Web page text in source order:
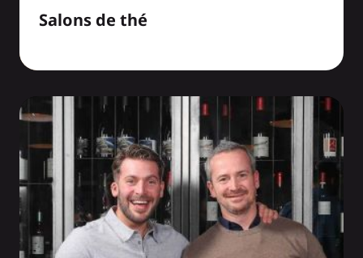
Salons de thé